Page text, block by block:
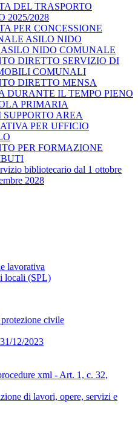
DEL TRASPORTO
2025/2028
PER CONCESSIONE
ASILO NIDO
NIDO COMUNALE
DIRETTO SERVIZIO DI
COMUNALI
DIRETTO MENSA
DURANTE IL TEMPO PIENO
PRIMARIA
AREA
PER UFFICIO
PER FORMAZIONE
bibliotecario dal 1 ottobre
2028
lavorativa
locali (SPL)
civile
12/2023
xml - Art. 1, c. 32,
di lavori, opere, servizi e